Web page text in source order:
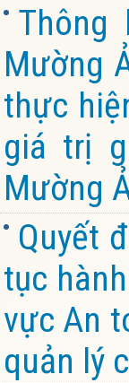
Thông
Mường
thực
giá trị
Mường
Quyết
tục
vực An
quản lý